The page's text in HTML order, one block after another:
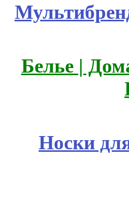
Белье |
Носки